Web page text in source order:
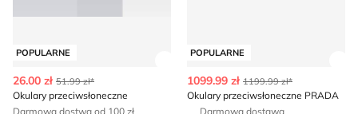
POPULARNE
26.00 zł 51.99 zł*
Okulary przeciwsłoneczne
Darmowa dostwa od 100 zł
POPULARNE
1099.99 zł 1199.99 zł*
Okulary przeciwsłoneczne PRADA
Darmowa dostawa